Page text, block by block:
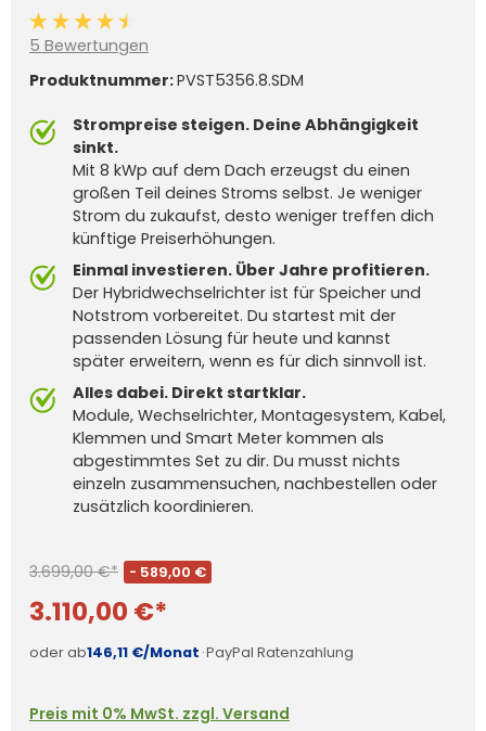
Durchschnittliche Bewertung von 4.6 von 5 Sternen
5 Bewertungen
Produktnummer:PVST5356.8.SDM
Strompreise steigen. Deine Abhängigkeit
sinkt.
Mit 8 kWp auf dem Dach erzeugst du einen
großen Teil deines Stroms selbst. Je weniger
Strom du zukaufst, desto weniger treffen dich
künftige Preiserhöhungen.
Einmal investieren. Über Jahre profitieren.
Der Hybridwechselrichter ist für Speicher und
Notstrom vorbereitet. Du startest mit der
passenden Lösung für heute und kannst
später erweitern, wenn es für dich sinnvoll ist.
Alles dabei. Direkt startklar.
Module, Wechselrichter, Montagesystem, Kabel,
Klemmen und Smart Meter kommen als
abgestimmtes Set zu dir. Du musst nichts
einzeln zusammensuchen, nachbestellen oder
zusätzlich koordinieren.
3.699,00 €* - 589,00 €
3.110,00 €*
oder ab146,11 €/Monat ·PayPal Ratenzahlung
Preis mit 0% MwSt. zzgl. Versand